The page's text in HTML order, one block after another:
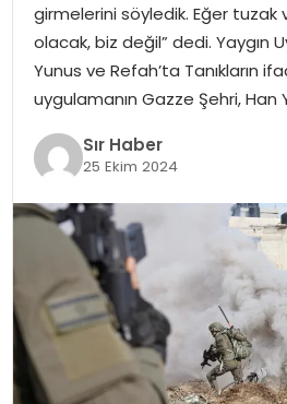
EĞITIM
YAŞAM
girmelerini söyledik. Eğer
olacak, biz değil” dedi. Yaygın
Yunus ve Refah’ta Tanıkların
uygulamanın Gazze Şehri, Han
Sır Haber
25 Ekim 2024